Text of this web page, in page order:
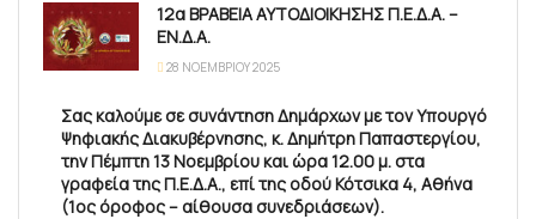
12α ΒΡΑΒΕΙΑ ΑΥΤΟΔΙΟΙΚΗΣΗΣ Π.Ε.Δ.Α. –
ΕΝ.Δ.Α.
28 ΝΟΕΜΒΡΊΟΥ 2025
Σας καλούμε σε συνάντηση Δημάρχων με τον Υπουργό
Ψηφιακής Διακυβέρνησης, κ. Δημήτρη Παπαστεργίου,
την Πέμπτη 13 Νοεμβρίου και ώρα 12.00 μ. στα
γραφεία της Π.Ε.Δ.Α., επί της οδού Κότσικα 4, Αθήνα
(1ος όροφος – αίθουσα συνεδριάσεων).